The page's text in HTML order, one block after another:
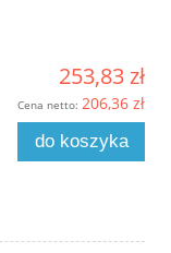
253,83 zł
Cena netto: 206,36 zł
do koszyka